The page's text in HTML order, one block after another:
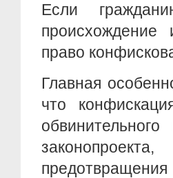
Если
происхождение
право
Главная
что